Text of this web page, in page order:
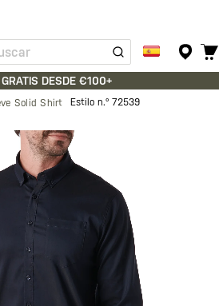
GRATIS DESDE €100+
Solid Shirt Estilo n.º 72539